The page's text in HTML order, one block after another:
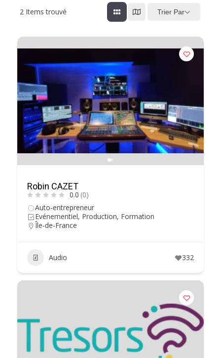
2 Items trouvé Trier Par
Robin CAZET
0.0 (0)
Auto-entrepreneur
Evénementiel, Production, Formation
Île-de-France
Audio 332